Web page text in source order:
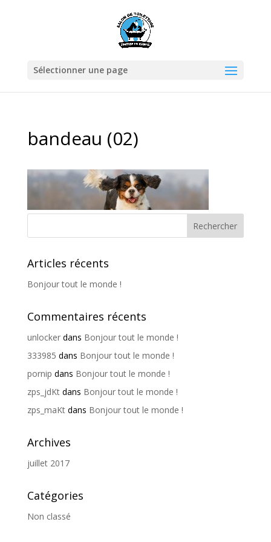
Sélectionner une page
bandeau (02)
Articles récents
Bonjour tout le monde !
Commentaires récents
unlockerdans Bonjour tout le monde !
333985 dans Bonjour tout le monde !
pornip dans Bonjour tout le monde !
zps_jdKtdans Bonjour tout le monde !
zps_maKtdans Bonjour tout le monde !
Archives
juillet 2017
Catégories
Non classé